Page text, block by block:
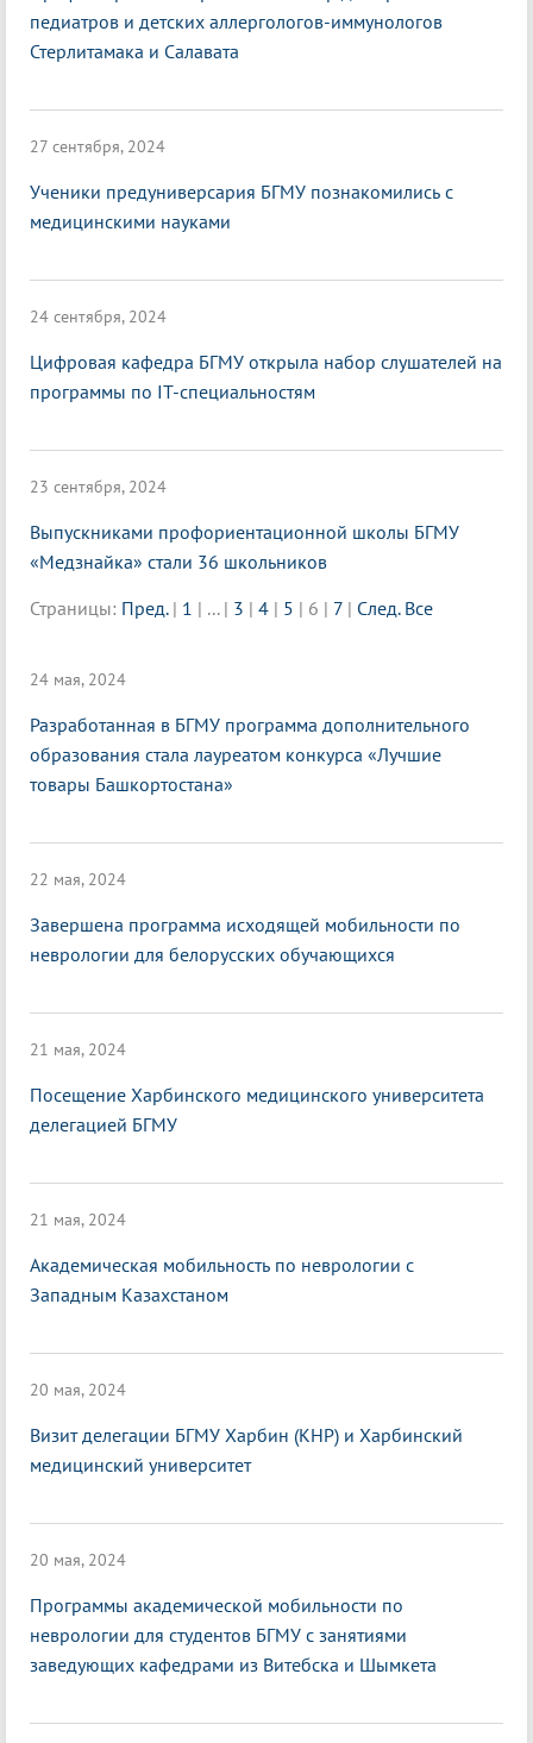
педиатров и детских аллергологов-иммунологов
Стерлитамака и Салавата
27 сентября, 2024
Ученики предуниверсария БГМУ познакомились с
медицинскими науками
24 сентября, 2024
Цифровая кафедра БГМУ открыла набор слушателей на
программы по IT-специальностям
23 сентября, 2024
Выпускниками профориентационной школы БГМУ
«Медзнайка» стали 36 школьников
Страницы: Пред. | 1 | ... | 3 | 4 | 5 | 6 | 7 | След. Все
24 мая, 2024
Разработанная в БГМУ программа дополнительного
образования стала лауреатом конкурса «Лучшие
товары Башкортостана»
22 мая, 2024
Завершена программа исходящей мобильности по
неврологии для белорусских обучающихся
21 мая, 2024
Посещение Харбинского медицинского университета
делегацией БГМУ
21 мая, 2024
Академическая мобильность по неврологии с
Западным Казахстаном
20 мая, 2024
Визит делегации БГМУ Харбин (КНР) и Харбинский
медицинский университет
20 мая, 2024
Программы академической мобильности по
неврологии для студентов БГМУ с занятиями
заведующих кафедрами из Витебска и Шымкета